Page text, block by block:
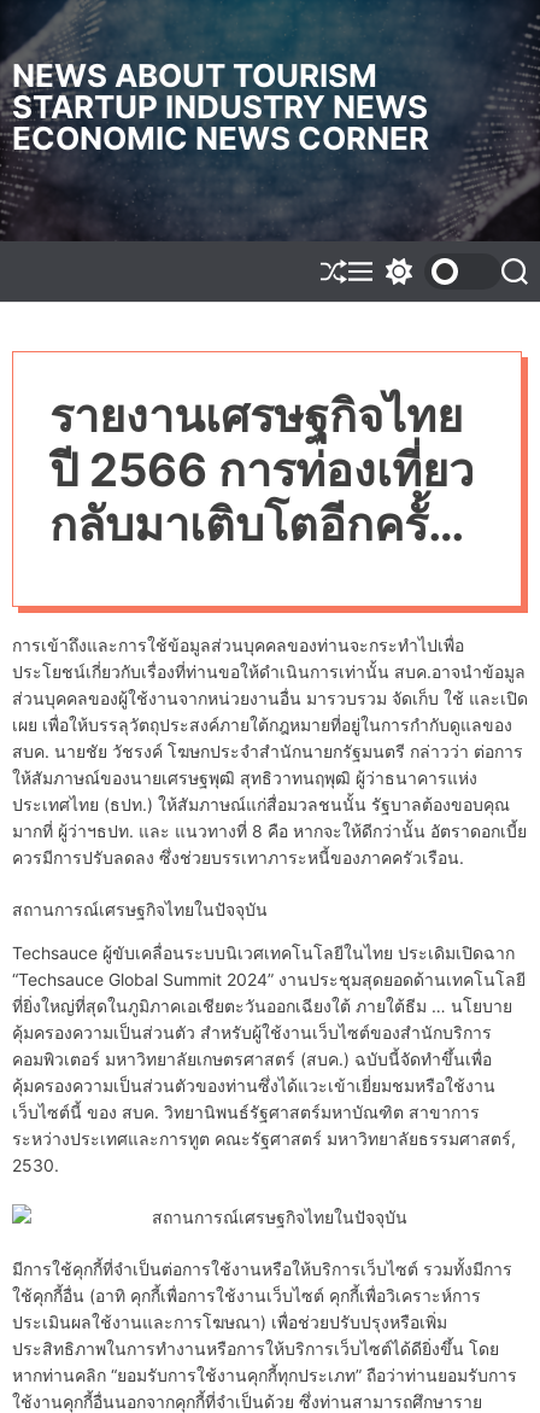
i
p
t
o
c
o
n
n
NEWS ABOUT TOURISM
STARTUP INDUSTRY NEWS
ECONOMIC NEWS CORNER
S
h
e
M
e
w
c
o
o
r
o
d
S
e
รายงานเศรษฐกิจไทย
ปี 2566 การท่องเที่ยว
กลับมาเติบโตอีกครั้ง
ความเสี่ยงจากอุทกภัย
และภัยแล้ง
การเข้าถึงและการใช้ข้อมูลส่วนบุคคลของท่านจะกระทำไปเพื่อ
ประโยชน์เกี่ยวกับเรื่องที่ท่านขอให้ดำเนินการเท่านั้น สบค.อาจนำข้อมูล
ส่วนบุคคลของผู้ใช้งานจากหน่วยงานอื่น มารวบรวม จัดเก็บ ใช้ และเปิด
เผย เพื่อให้บรรลุวัตถุประสงค์ภายใต้กฎหมายที่อยู่ในการกำกับดูแลของ
สบค. นายชัย วัชรงค์ โฆษกประจำสำนักนายกรัฐมนตรี กล่าวว่า ต่อการ
ให้สัมภาษณ์ของนายเศรษฐพุฒิ สุทธิวาทนฤพุฒิ ผู้ว่าธนาคารแห่ง
ประเทศไทย (ธปท.) ให้สัมภาษณ์แก่สื่อมวลชนนั้น รัฐบาลต้องขอบคุณ
มากที่ ผู้ว่าฯธปท. และ แนวทางที่ 8 คือ หากจะให้ดีกว่านั้น อัตราดอกเบี้ย
ควรมีการปรับลดลง ซึ่งช่วยบรรเทาภาระหนี้ของภาคครัวเรือน.
สถานการณ์เศรษฐกิจไทยในปัจจุบัน
Techsauce ผู้ขับเคลื่อนระบบนิเวศเทคโนโลยีในไทย ประเดิมเปิดฉาก
“Techsauce Global Summit 2024” งานประชุมสุดยอดด้านเทคโนโลยี
ที่ยิ่งใหญ่ที่สุดในภูมิภาคเอเชียตะวันออกเฉียงใต้ ภายใต้ธีม … นโยบาย
คุ้มครองความเป็นส่วนตัว สำหรับผู้ใช้งานเว็บไซต์ของสำนักบริการ
คอมพิวเตอร์ มหาวิทยาลัยเกษตรศาสตร์ (สบค.) ฉบับนี้จัดทำขึ้นเพื่อ
คุ้มครองความเป็นส่วนตัวของท่านซึ่งได้แวะเข้าเยี่ยมชมหรือใช้งาน
เว็บไซต์นี้ ของ สบค. วิทยานิพนธ์รัฐศาสตร์มหาบัณฑิต สาขาการ
ระหว่างประเทศและการทูต คณะรัฐศาสตร์ มหาวิทยาลัยธรรมศาสตร์,
2530.
มีการใช้คุกกี้ที่จำเป็นต่อการใช้งานหรือให้บริการเว็บไซต์ รวมทั้งมีการ
ใช้คุกกี้อื่น (อาทิ คุกกี้เพื่อการใช้งานเว็บไซต์ คุกกี้เพื่อวิเคราะห์การ
ประเมินผลใช้งานและการโฆษณา) เพื่อช่วยปรับปรุงหรือเพิ่ม
ประสิทธิภาพในการทำงานหรือการให้บริการเว็บไซต์ได้ดียิ่งขึ้น โดย
หากท่านคลิก “ยอมรับการใช้งานคุกกี้ทุกประเภท” ถือว่าท่านยอมรับการ
ใช้งานคุกกี้อื่นนอกจากคุกกี้ที่จำเป็นด้วย ซึ่งท่านสามารถศึกษาราย